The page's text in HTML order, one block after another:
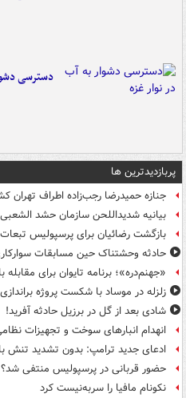
دسترسی
پربازدیدترین ها
جنازه حمیدرضا رجب‌زاده اطراف
بیانیه شدیداللحن سازمان حشد
بازگشت رضائیان برای پرسپولیس تبعات
حادثه وحشتناک حین مسابقات
«جهنم‌دره»؛ برنامه تایوان برای
زلزله در موساد با شکست پروژه براندازی
شادی بعد از گل در برزیل حادثه آفرید!
انهدام انبارهای سوخت و تجهیزات
ادعای جدید ترامپ: بدون تشدید تنش
حضور قربانی در پرسپولیس منتفی شد؟
نکونام مافیا را سربه‌نیست کرد